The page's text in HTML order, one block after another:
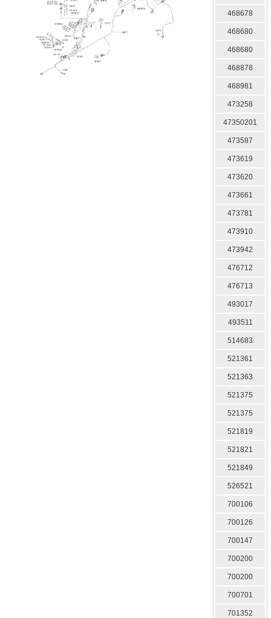
468678
468680
468680
468878
468981
473258
47350201
473587
473619
473620
473661
473781
473910
473942
476712
476713
493017
493511
514683
521361
521363
521375
521375
521819
521821
521849
526521
700106
700126
700147
700200
700200
700701
701352